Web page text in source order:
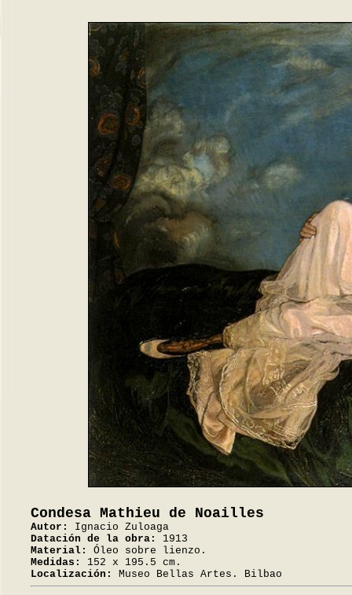
Condesa Mathieu de Noailles
Autor:
Ignacio Zuloaga
Datación de la obra:
1913
Material:
Óleo sobre lienzo.
Medidas:
152 x 195.5 cm.
Localización:
Museo Bellas Artes. Bilbao